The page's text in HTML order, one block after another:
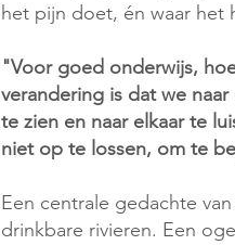
het pijn doet, én waar het
"Voor goed onderwijs,
verandering is dat we
te zien en naar elkaar te
niet op te lossen, om te
Een centrale gedachte
drinkbare rivieren. Een